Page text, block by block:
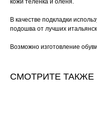
кожи телёнка и оленя.
В качестве подкладки
подошва от лучших
Возможно изготовление
СМОТРИТЕ ТАКЖЕ